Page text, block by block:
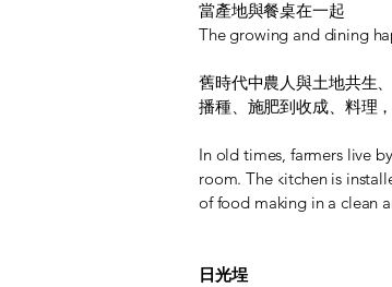
當產地與餐桌在一起
The growing and dining
舊時代中農人與土地共生
播種、施肥到收成、料理
In old times, farmers live
room. The kitchen is
of food making in a clean
日光埕